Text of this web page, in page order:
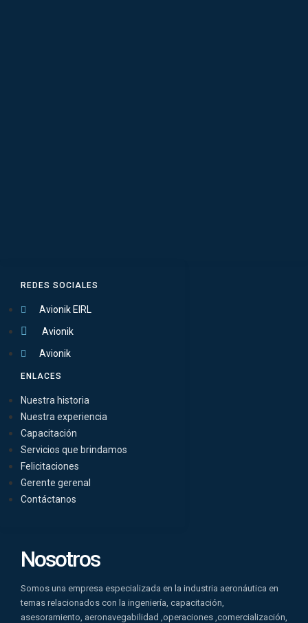
Nosotros
Somos una empresa especializada en la industria aeronáutica en
temas relacionados con la ingeniería, capacitación,
asesoramiento, aeronavegabilidad ,operaciones ,comercialización,
REDES SOCIALES
Avionik EIRL
Avionik
Avionik
ENLACES
Nuestra historia
Nuestra experiencia
Capacitación
Servicios que brindamos
Felicitaciones
Gerente gerenal
Contáctanos